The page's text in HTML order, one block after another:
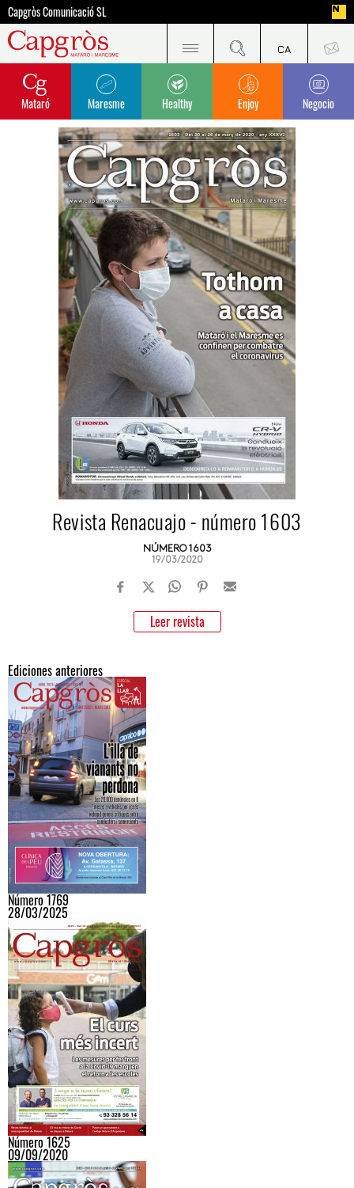
Capgròs Comunicació SL
Mataró Maresme Healthy Enjoy Negocio
Revista Renacuajo - número 1603
NÚMERO 1603
19/03/2020
Leer revista
Ediciones anteriores
Número 1769
28/03/2025
Número 1625
09/09/2020